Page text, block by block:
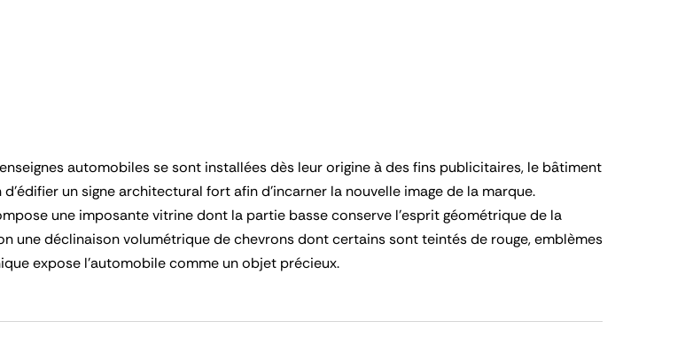
automobiles se sont installées dès leur origine à des fins publicitaires, le bâtiment
un signe architectural fort afin d’incarner la nouvelle image de la marque.
une imposante vitrine dont la partie basse conserve l’esprit géométrique de la
une déclinaison volumétrique de chevrons dont certains sont teintés de rouge, emblèmes
expose l’automobile comme un objet précieux.